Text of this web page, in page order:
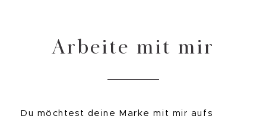
Arbeite mit mir
Du möchtest deine Marke mit mir aufs